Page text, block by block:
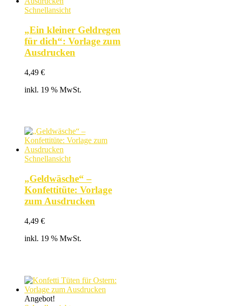
Schnellansicht
„Ein kleiner Geldregen
für dich“: Vorlage zum
Ausdrucken
4,49 €
inkl. 19 % MwSt.
Schnellansicht
„Geldwäsche“ –
Konfettitüte: Vorlage
zum Ausdrucken
4,49 €
inkl. 19 % MwSt.
Angebot!